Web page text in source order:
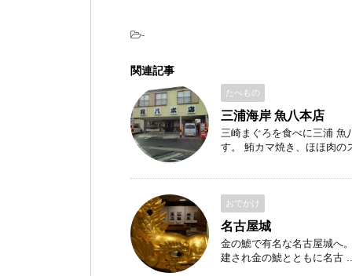
-
関連記事
たべもの
三浦海岸 魚八本店
三崎まぐろを食べに三浦 魚
す。 鮪カマ焼き、ほほ肉の
おでかけ
名古屋城
金の鯱で有名な名古屋城へ
建され金の鯱とともに名古